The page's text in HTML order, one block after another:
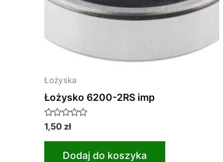
Łożyska
Łożysko 6200-2RS imp
Oceniono
na
1,50 zł
Dodaj do koszyka